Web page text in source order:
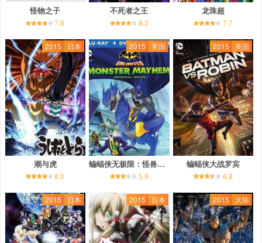
怪物之子
7.8
不死者之王
8.3
龙珠超
7.7
2015 日本
潮与虎
8.0
2015 美国
蝙蝠侠无极限：怪兽来袭
5.9
2015 美国
蝙蝠侠大战罗宾
6.8
2015 日本 2015 日本 2015 大陆